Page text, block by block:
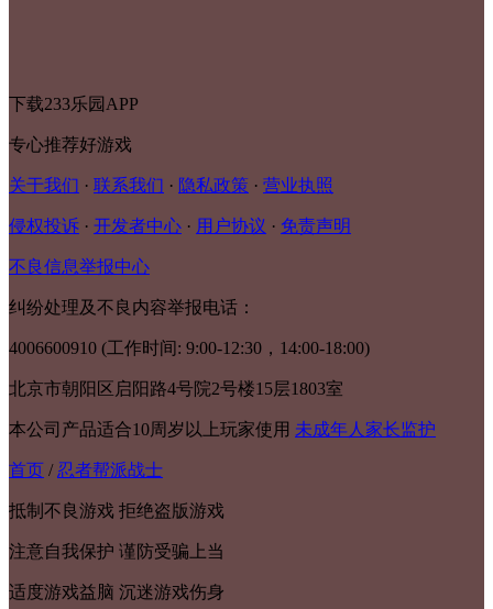
下载233乐园APP
专心推荐好游戏
关于我们 · 联系我们 · 隐私政策 · 营业执照
侵权投诉 · 开发者中心 · 用户协议 · 免责声明
不良信息举报中心
纠纷处理及不良内容举报电话：
4006600910 (工作时间: 9:00-12:30，14:00-18:00)
北京市朝阳区启阳路4号院2号楼15层1803室
本公司产品适合10周岁以上玩家使用 未成年人家长监护
首页 / 忍者帮派战士
抵制不良游戏 拒绝盗版游戏
注意自我保护 谨防受骗上当
适度游戏益脑 沉迷游戏伤身